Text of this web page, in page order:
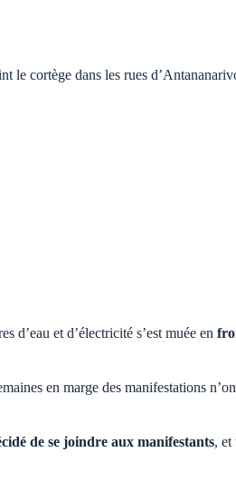
le cortège dans les rues
d’eau et d’électricité s’est muée en
en marge des manifestations
de se joindre aux manifestants, et